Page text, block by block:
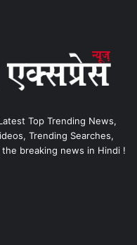
Top Trending News,
Trending Searches,
breaking news in Hindi !